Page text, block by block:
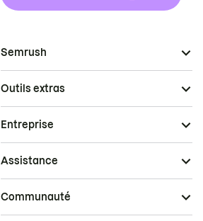
Semrush
Outils extras
Entreprise
Assistance
Communauté